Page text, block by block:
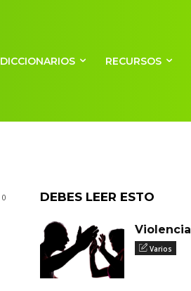
DICCIONARIOS RECURSOS
0 DEBES LEER ESTO
Violencia
Varios